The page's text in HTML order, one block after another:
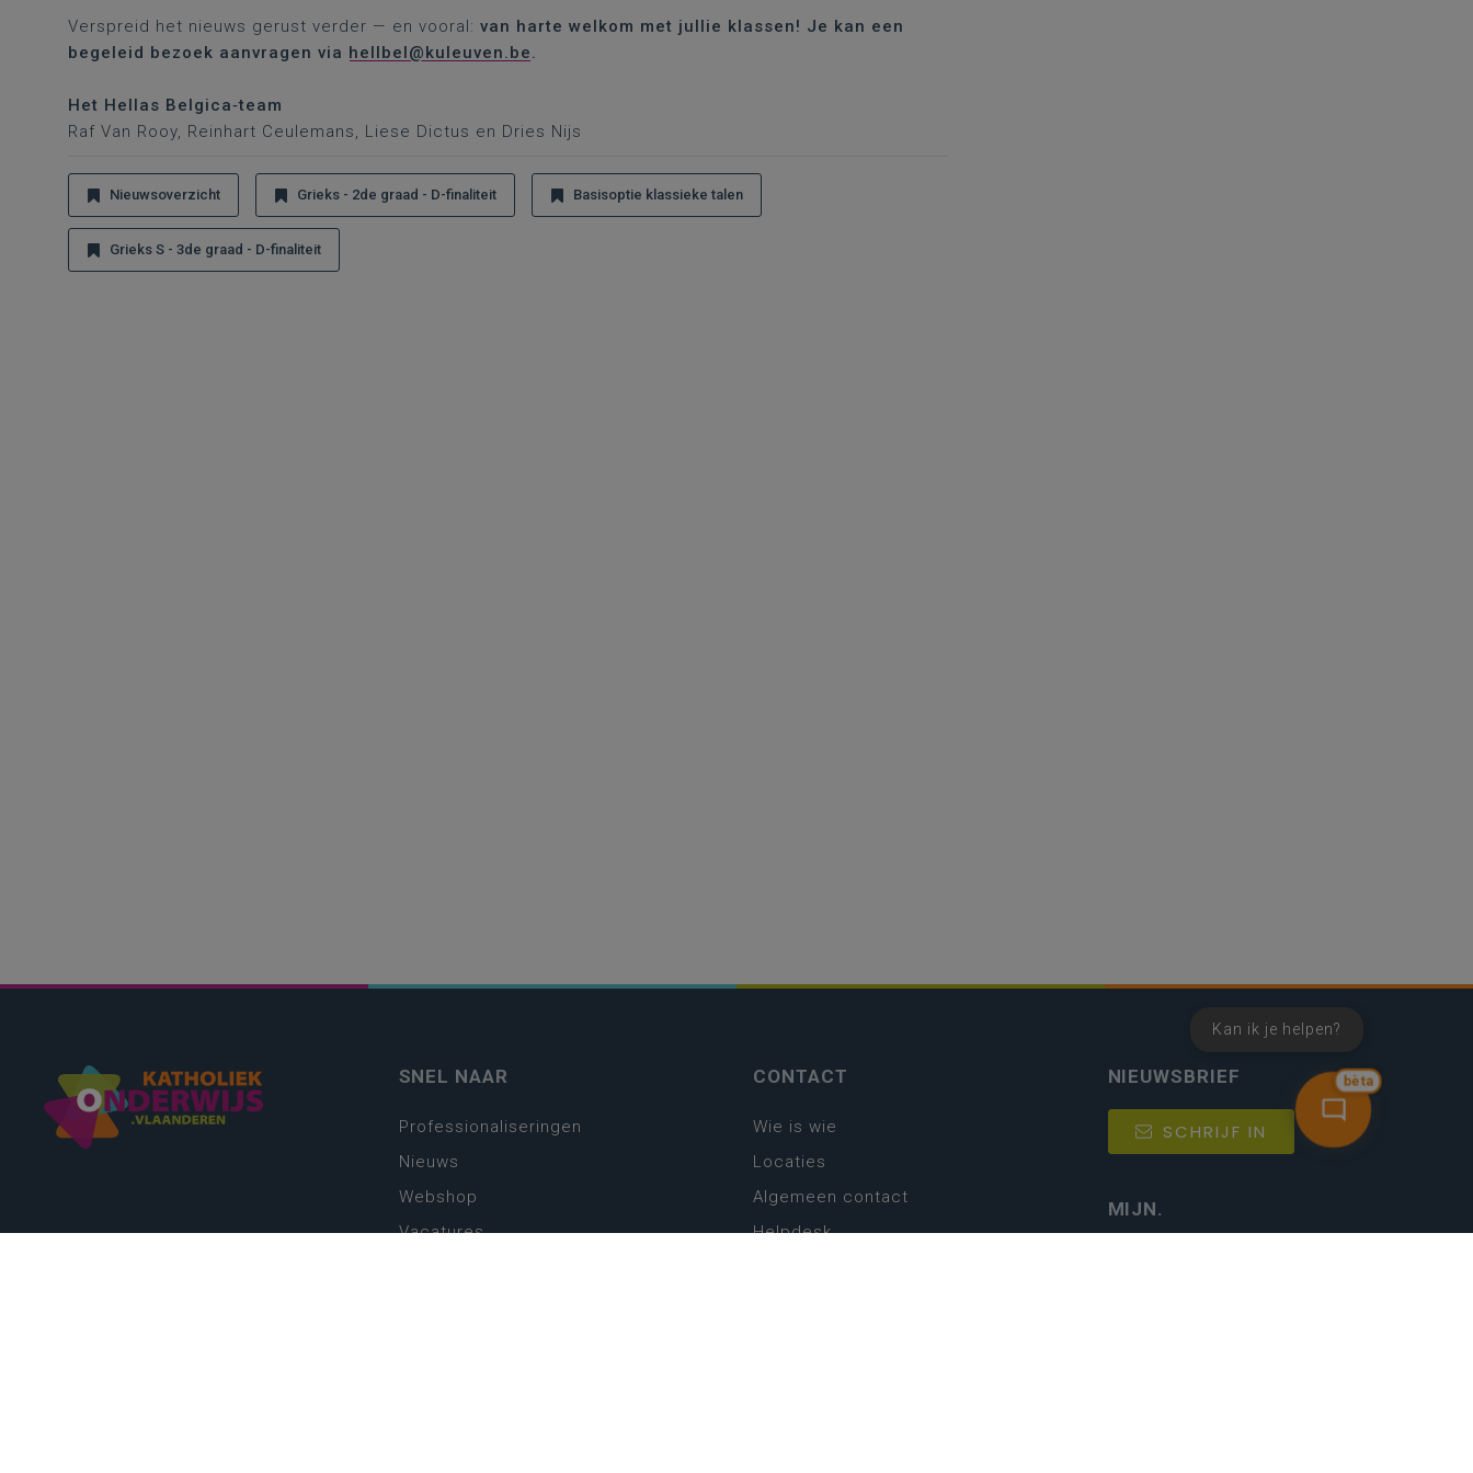
Verspreid het nieuws gerust verder — en vooral: van harte welkom met jullie klassen! Je kan een
begeleid bezoek aanvragen via hellbel@kuleuven.be.
Het Hellas Belgica‑team
Raf Van Rooy, Reinhart Ceulemans, Liese Dictus en Dries Nijs
Nieuwsoverzicht Grieks - 2de graad - D-finaliteit Basisoptie klassieke talen
Grieks S - 3de graad - D-finaliteit
bèta
Kan ik je helpen?
SNEL NAAR
Professionaliseringen
Nieuws
Webshop
Vacatures
CONTACT
Wie is wie
Locaties
Algemeen contact
Helpdesk
NIEUWSBRIEF
SCHRIJF IN
MIJN.